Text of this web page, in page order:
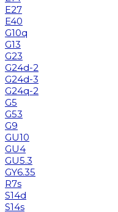
E27
E40
G10q
G13
G23
G24d-2
G24d-3
G24q-2
G5
G53
G9
GU10
GU4
GU5.3
GY6.35
R7s
S14d
S14s